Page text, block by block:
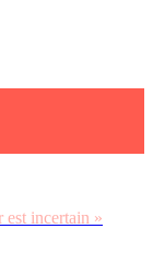
incertain »